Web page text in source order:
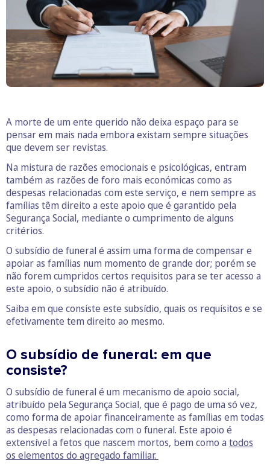
A morte de um ente querido não deixa espaço para se
pensar em mais nada embora existam sempre situações
que devem ser revistas.
Na mistura de razões emocionais e psicológicas, entram
também as razões de foro mais económicas como as
despesas relacionadas com este serviço, e nem sempre as
famílias têm direito a este apoio que é garantido pela
Segurança Social, mediante o cumprimento de alguns
critérios.
O subsídio de funeral é assim uma forma de compensar e
apoiar as famílias num momento de grande dor; porém se
não forem cumpridos certos requisitos para se ter acesso a
este apoio, o subsídio não é atribuído.
Saiba em que consiste este subsídio, quais os requisitos e se
efetivamente tem direito ao mesmo.
O subsídio de funeral: em que
consiste?
O subsídio de funeral é um mecanismo de apoio social,
atribuído pela Segurança Social, que é pago de uma só vez,
como forma de apoiar financeiramente as famílias em todas
as despesas relacionadas com o funeral. Este apoio é
extensível a fetos que nascem mortos, bem como a todos
os elementos do agregado familiar.